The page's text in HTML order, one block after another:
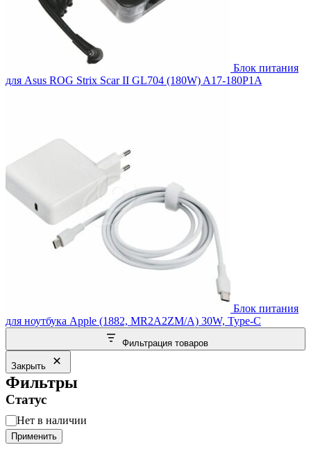
Блок питания
для Asus ROG Strix Scar II GL704 (180W) A17-180P1A
Блок питания
для ноутбука Apple (1882, MR2A2ZM/A) 30W, Type-C
Фильтрация товаров
Закрыть
Фильтры
Статус
Статус
Нет в наличии
Применить